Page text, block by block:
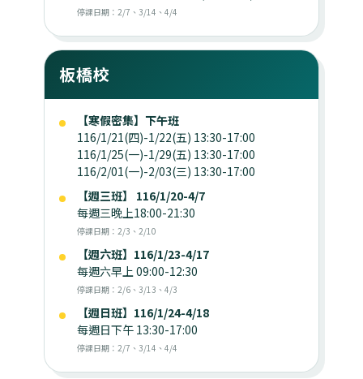
停課日期：2/7、3/14、4/4
板橋校
【寒假密集】下午班
116/1/21(四)-1/22(五) 13:30-17:00
116/1/25(一)-1/29(五) 13:30-17:00
116/2/01(一)-2/03(三) 13:30-17:00
【週三班】 116/1/20-4/7
每週三晚上18:00-21:30
停課日期：2/3、2/10
【週六班】116/1/23-4/17
每週六早上 09:00-12:30
停課日期：2/6、3/13、4/3
【週日班】116/1/24-4/18
每週日下午 13:30-17:00
停課日期：2/7、3/14、4/4